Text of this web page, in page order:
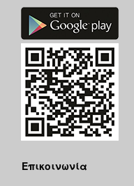
Επικοινωνία